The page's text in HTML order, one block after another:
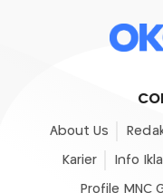
About Us
Karier Info
Profile MNC